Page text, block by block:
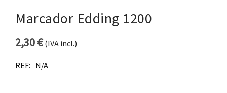
Marcador Edding 1200
2,30€(IVA incl.)
REF: N/A